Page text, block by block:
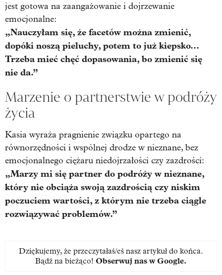
jest gotowa na zaangażowanie i dojrzewanie
emocjonalne:
„Nauczyłam się, że facetów można zmienić,
dopóki noszą pieluchy, potem to już kiepsko...
Trzeba mieć chęć dopasowania, bo zmienić się
nie da.”
Marzenie o partnerstwie w podróży
życia
Kasia wyraża pragnienie związku opartego na
równorzędności i wspólnej drodze w nieznane, bez
emocjonalnego ciężaru niedojrzałości czy zazdrości:
„Marzy mi się partner do podróży w nieznane,
który nie obciąża swoją zazdrością czy niskim
poczuciem wartości, z którym nie trzeba ciągle
rozwiązywać problemów.”
Dziękujemy, że przeczytałaś/eś nasz artykuł do końca.
Bądź na bieżąco! Obserwuj nas w Google.